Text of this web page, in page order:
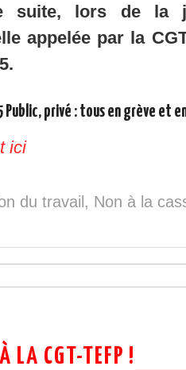
suite, lors de la
appelée par la
Public, privé : tous en grève et
ici
du travail , Non à la
LA CGT-TEFP !